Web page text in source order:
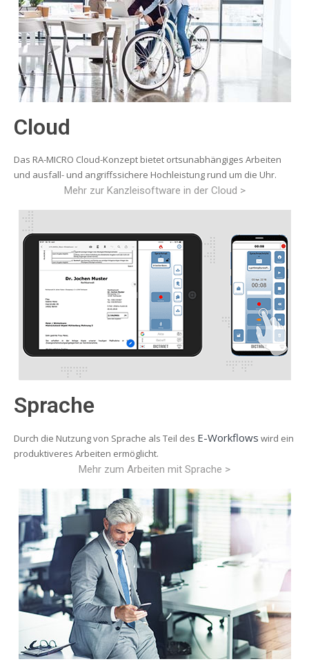
Cloud
Das RA-MICRO Cloud-Konzept bietet ortsunabhängiges Arbeiten
und ausfall- und angriffssichere Hochleistung rund um die Uhr.
Mehr zur Kanzleisoftware in der Cloud >
Sprache
Durch die Nutzung von Sprache als Teil des E-Workflows wird ein
produktiveres Arbeiten ermöglicht.
Mehr zum Arbeiten mit Sprache >